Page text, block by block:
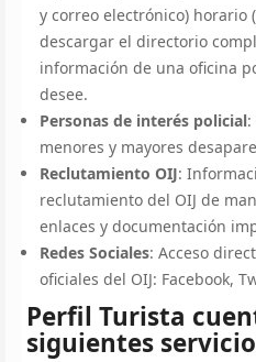
y correo electrónico) horario
descargar el directorio
información de una oficina
desee.
Personas de interés policial:
menores y mayores
Reclutamiento OIJ:
reclutamiento del OIJ de
enlaces y documentación
Redes Sociales: Acceso
oficiales del OIJ: Facebook,
Perfil Turista
siguientes